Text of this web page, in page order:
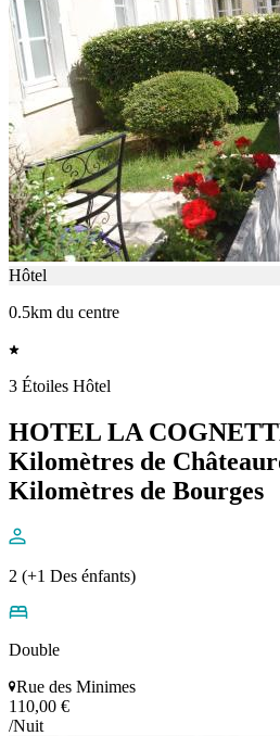
Hôtel
0.5km du centre
3 Étoiles Hôtel
HOTEL LA
Kilomètres de
Kilomètres de Bourges
2 (+1 Des énfants)
Double
Rue des Minimes
110,00 €
/Nuit